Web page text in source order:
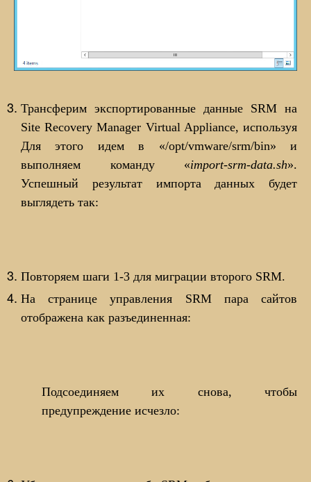
Трансферим экспортированные данные SRM на
Site Recovery Manager Virtual Appliance, используя
Для этого идем в «/opt/vmware/srm/bin» и
выполняем команду «import-srm-data.sh».
Успешный результат импорта данных будет
выглядеть так:
Повторяем шаги 1-3 для миграции второго SRM.
На странице управления SRM пара сайтов
отображена как разъединенная:
Подсоединяем их снова, чтобы
предупреждение исчезло: